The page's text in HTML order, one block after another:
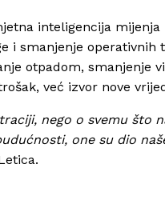
inteligencija
smanjenje operativnih
otpadom, smanjenje
već izvor nove
nego o svemu što
one su dio